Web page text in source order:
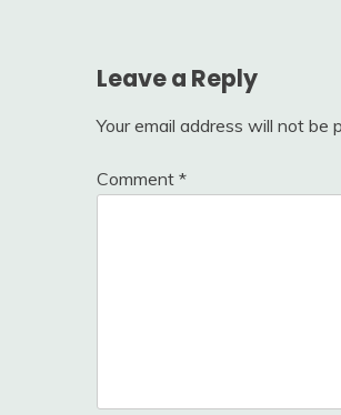
navigation
Leave a Reply
Your email address will not be
Comment *